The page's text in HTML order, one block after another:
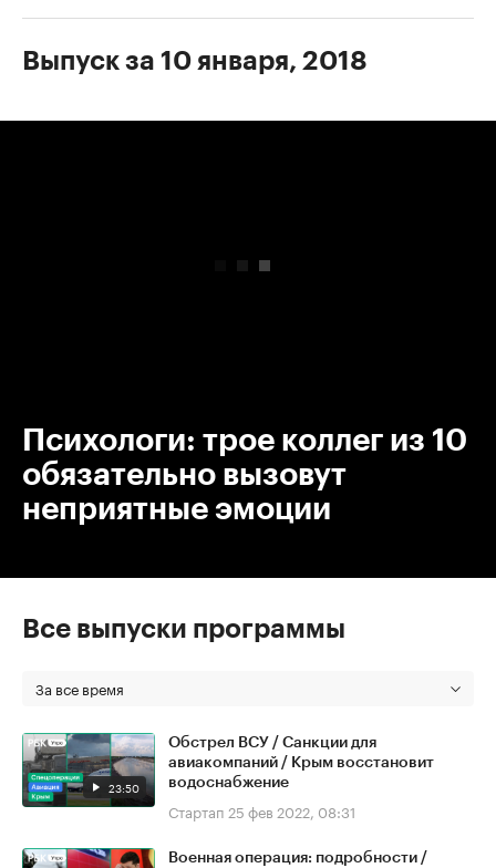
Выпуск за 10 января, 2018
Психологи: трое коллег из 10
обязательно вызовут
неприятные эмоции
Все выпуски программы
За все время
23:50
Обстрел ВСУ / Санкции для
авиакомпаний / Крым восстановит
водоснабжение
Стартап 25 фев 2022, 08:31
Военная операция: подробности /